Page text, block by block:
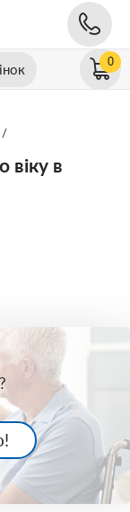
0
/
віку в